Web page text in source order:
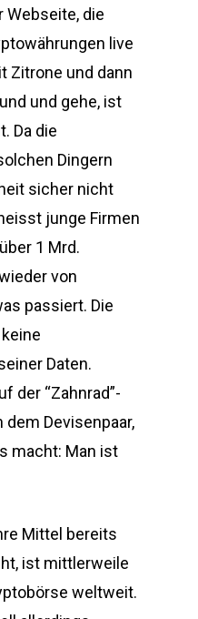
Webseite, die
live
Zitrone und dann
und gehe, ist
Da die
Dingern
sicher nicht
junge Firmen
1 Mrd.
von
passiert. Die
Daten.
der “Zahnrad”-
Devisenpaar,
macht: Man ist
Mittel bereits
ist mittlerweile
weltweit.